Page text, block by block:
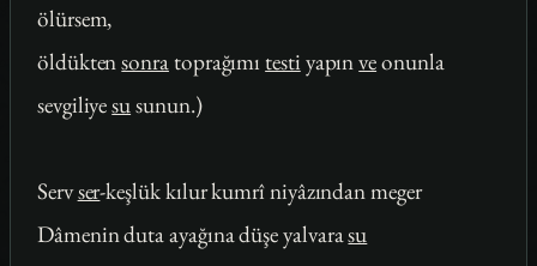
ölürsem,
öldüktensonratoprağımı testi yapınveonunla
sevgiliyesusunun.)
Servser-keşlük kılur kumrî niyâzından meger
Dâmenin duta ayağına düşe yalvarasu